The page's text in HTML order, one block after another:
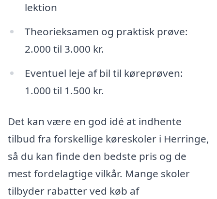
lektion
Theorieksamen og praktisk prøve:
2.000 til 3.000 kr.
Eventuel leje af bil til køreprøven:
1.000 til 1.500 kr.
Det kan være en god idé at indhente
tilbud fra forskellige køreskoler i Herringe,
så du kan finde den bedste pris og de
mest fordelagtige vilkår. Mange skoler
tilbyder rabatter ved køb af